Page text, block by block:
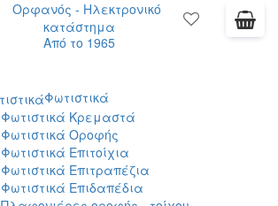
Από το 1965
Φωτιστικά
Φωτιστικά Κρεμαστά
Φωτιστικά Οροφής
Φωτιστικά Επιτοίχια
Φωτιστικά Επιτραπέζια
Φωτιστικά Επιδαπέδια